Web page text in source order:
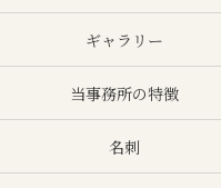
ギャラリー
当事務所の特徴
名刺